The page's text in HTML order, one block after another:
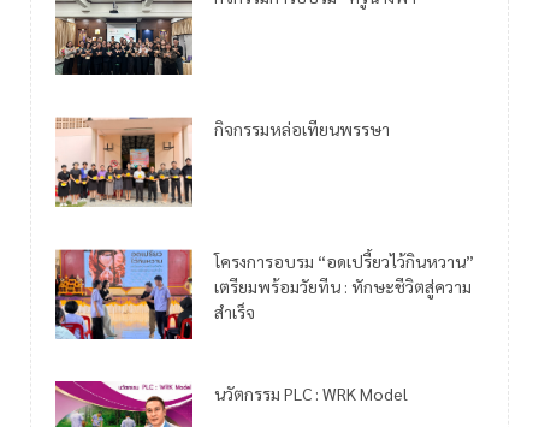
กิจกรรมหล่อเทียนพรรษา
โครงการอบรม “อดเปรี้ยวไว้กินหวาน”
เตรียมพร้อมวัยทีน : ทักษะชีวิตสู่ความ
สำเร็จ
นวัตกรรม PLC : WRK Model